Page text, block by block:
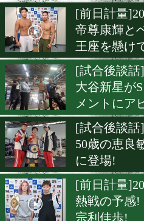
女子ミ
[前日計
日本女
対決!
[イベン
中谷潤
ョー開
意欲
[前日計